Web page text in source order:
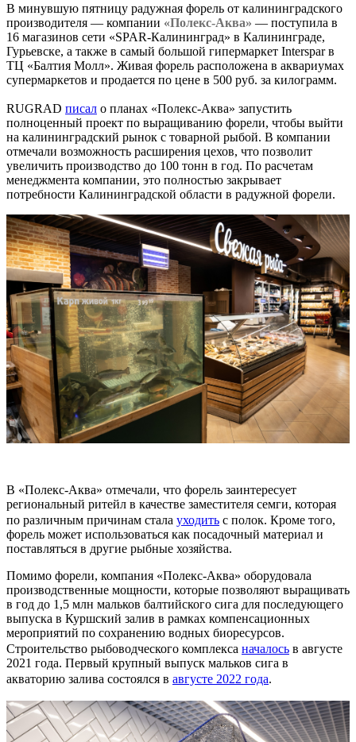
В минувшую пятницу радужная форель от калининградского
производителя — компании «Полекс-Аква» — поступила в
16 магазинов сети «SPAR-Калининград» в Калининграде,
Гурьевске, а также в самый большой гипермаркет Interspar в
ТЦ «Балтия Молл». Живая форель расположена в аквариумах
супермаркетов и продается по цене в 500 руб. за килограмм.
RUGRAD писал о планах «Полекс-Аква» запустить
полноценный проект по выращиванию форели, чтобы выйти
на калининградский рынок с товарной рыбой. В компании
отмечали возможность расширения цехов, что позволит
увеличить производство до 100 тонн в год. По расчетам
менеджмента компании, это полностью закрывает
потребности Калининградской области в радужной форели.
В «Полекс-Аква» отмечали, что форель заинтересует
региональный ритейл в качестве заместителя семги, которая
по различным причинам стала уходить с полок. Кроме того,
форель может использоваться как посадочный материал и
поставляться в другие рыбные хозяйства.
Помимо форели, компания «Полекс-Аква» оборудовала
производственные мощности, которые позволяют выращивать
в год до 1,5 млн мальков балтийского сига для последующего
выпуска в Куршский залив в рамках компенсационных
мероприятий по сохранению водных биоресурсов.
Строительство рыбоводческого комплекса началось в августе
2021 года. Первый крупный выпуск мальков сига в
акваторию залива состоялся в августе 2022 года.